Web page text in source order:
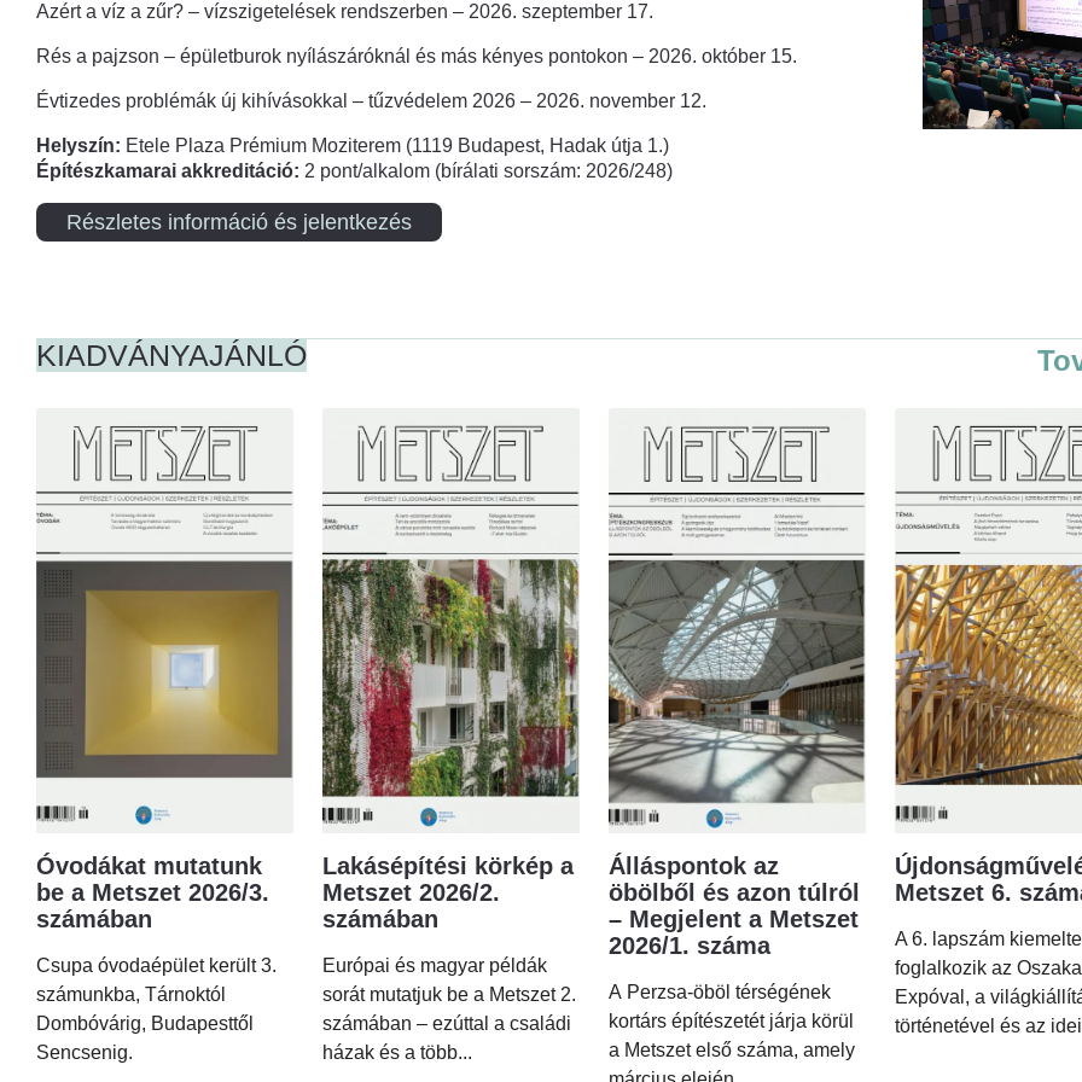
Azért a víz a zűr? – vízszigetelések rendszerben – 2026. szeptember 17.
Rés a pajzson – épületburok nyílászáróknál és más kényes pontokon – 2026. október 15.
Évtizedes problémák új kihívásokkal – tűzvédelem 2026 – 2026. november 12.
Helyszín: Etele Plaza Prémium Moziterem (1119 Budapest, Hadak útja 1.)
Építészkamarai akkreditáció: 2 pont/alkalom (bírálati sorszám: 2026/248)
Részletes információ és jelentkezés
KIADVÁNYAJÁNLÓ
Óvodákat mutatunk
be a Metszet 2026/3.
számában
Csupa óvodaépület került 3.
számunkba, Tárnoktól
Dombóvárig, Budapesttől
Sencsenig.
Lakásépítési körkép a
Metszet 2026/2.
számában
Európai és magyar példák
sorát mutatjuk be a Metszet 2.
számában – ezúttal a családi
házak és a több...
Álláspontok az
öbölből és azon túlról
– Megjelent a Metszet
2026/1. száma
A Perzsa-öböl térségének
kortárs építészetét járja körül
a Metszet első száma, amely
Metszet 6.
A 6. lapszám
foglalkozik az
Expóval, a
történetével és az